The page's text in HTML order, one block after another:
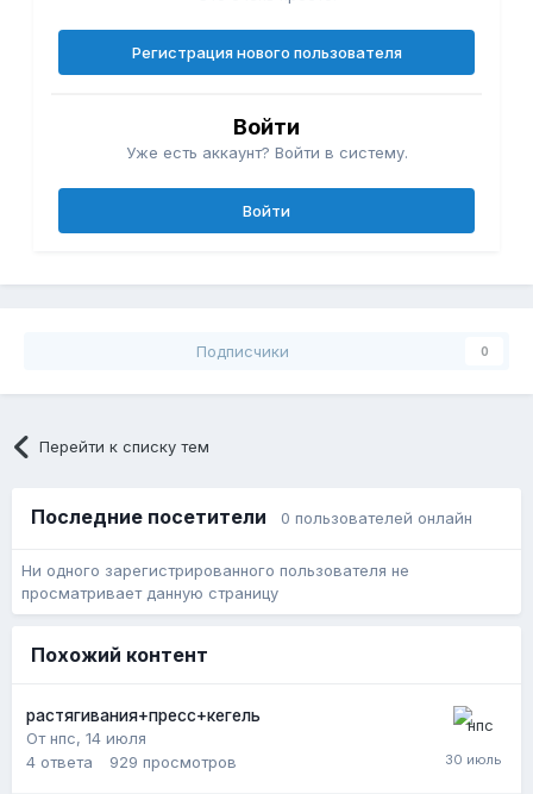
Регистрация нового пользователя
Войти
Уже есть аккаунт? Войти в систему.
Войти
Подписчики 0
Перейти к списку тем
Последние посетители 0 пользователей онлайн
Ни одного зарегистрированного пользователя не
просматривает данную страницу
Похожий контент
растягивания+пресс+кегель
От нпс, 14 июля
4 ответа 929 просмотров